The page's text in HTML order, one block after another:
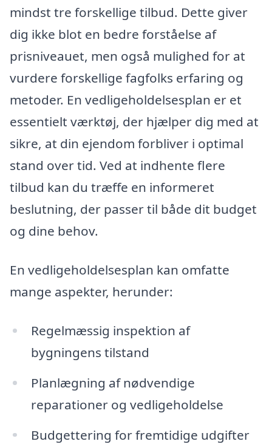
mindst tre forskellige tilbud. Dette giver
dig ikke blot en bedre forståelse af
prisniveauet, men også mulighed for at
vurdere forskellige fagfolks erfaring og
metoder. En vedligeholdelsesplan er et
essentielt værktøj, der hjælper dig med at
sikre, at din ejendom forbliver i optimal
stand over tid. Ved at indhente flere
tilbud kan du træffe en informeret
beslutning, der passer til både dit budget
og dine behov.
En vedligeholdelsesplan kan omfatte
mange aspekter, herunder:
Regelmæssig inspektion af
bygningens tilstand
Planlægning af nødvendige
reparationer og vedligeholdelse
Budgettering for fremtidige udgifter